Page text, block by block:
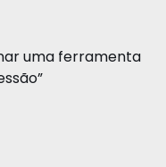
uma ferramenta